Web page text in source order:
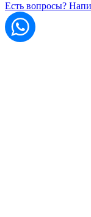
Есть вопросы?